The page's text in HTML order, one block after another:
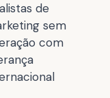
de
sem
com